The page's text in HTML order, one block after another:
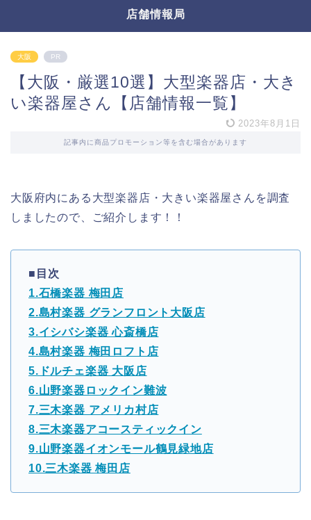
店舗情報局
大阪 PR
【大阪・厳選10選】大型楽器店・大き
い楽器屋さん【店舗情報一覧】
2023年8月1日
記事内に商品プロモーション等を含む場合があります
大阪府内にある大型楽器店・大きい楽器屋さんを調査
しましたので、ご紹介します！！
■目次
1.石橋楽器 梅田店
2.島村楽器 グランフロント大阪店
3.イシバシ楽器 心斎橋店
4.島村楽器 梅田ロフト店
5.ドルチェ楽器 大阪店
6.山野楽器ロックイン難波
7.三木楽器 アメリカ村店
8.三木楽器アコースティックイン
9.山野楽器イオンモール鶴見緑地店
10.三木楽器 梅田店